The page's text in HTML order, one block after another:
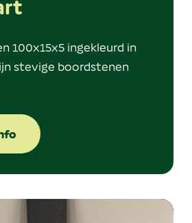
100x15x5 ingekleurd in
stevige boordstenen